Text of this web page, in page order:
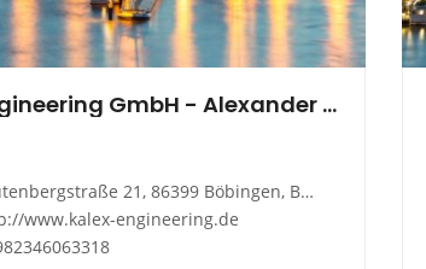
KALEX engineering GmbH - Alexander Baumgärtel
21, 86399 Böbingen, Bayern
www.kalex-engineering.de